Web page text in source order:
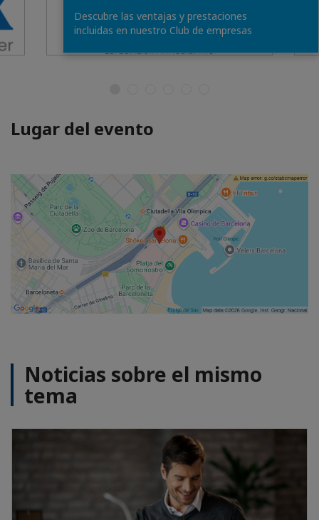
Lugar del evento
Noticias sobre el mismo
tema
Descubre las ventajas y prestaciones
incluidas en nuestro Club de empresas